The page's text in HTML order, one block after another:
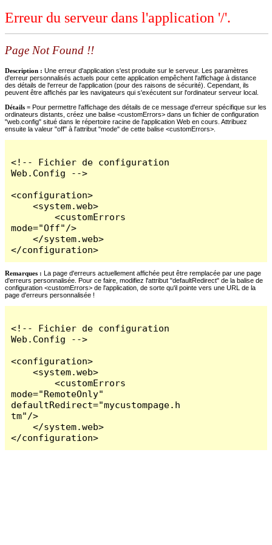
Erreur du serveur dans l'application '/'.
Page Not Found !!
Description : Une erreur d'application s'est produite sur le serveur. Les paramètres
d'erreur personnalisés actuels pour cette application empêchent l'affichage à distance
des détails de l'erreur de l'application (pour des raisons de sécurité). Cependant, ils
peuvent être affichés par les navigateurs qui s'exécutent sur l'ordinateur serveur local.
Détails = Pour permettre l'affichage des détails de ce message d'erreur spécifique sur les
ordinateurs distants, créez une balise <customErrors> dans un fichier de configuration
"web.config" situé dans le répertoire racine de l'application Web en cours. Attribuez
ensuite la valeur "off" à l'attribut "mode" de cette balise <customErrors>.
<!-- Fichier de configuration
Web.Config -->
<configuration>
    <system.web>
        <customErrors
mode="Off"/>
    </system.web>
</configuration>
Remarques : La page d'erreurs actuellement affichée peut être remplacée par une page
d'erreurs personnalisée. Pour ce faire, modifiez l'attribut "defaultRedirect" de la balise de
configuration <customErrors> de l'application, de sorte qu'il pointe vers une URL de la
page d'erreurs personnalisée !
<!-- Fichier de configuration
Web.Config -->
<configuration>
    <system.web>
        <customErrors
mode="RemoteOnly"
defaultRedirect="mycustompage.h
tm"/>
    </system.web>
</configuration>